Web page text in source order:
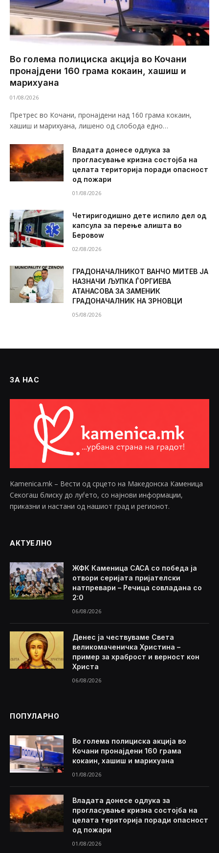
Во голема полициска акција во Кочани
пронајдени 160 грама кокаин, хашиш и
марихуана
01/08/2026
Претрес во Кочани, пронајдени над 160 грама кокаин,
хашиш и марихуана, лишено од слобода едно…
Владата донесе одлука за
прогласување кризна состојба на
целата територија поради опасност
од пожари
01/08/2026
Четиригодишно дете испило дел од
капсула за перење алишта во
Беровоw
02/08/2026
ГРАДОНАЧАЛНИКОТ ВАНЧО МИТЕВ ЈА
НАЗНАЧИ ЉУПКА ЃОРГИЕВА
АТАНАСОВА ЗА ЗАМЕНИК
ГРАДОНАЧАЛНИК НА ЗРНОВЦИ
05/08/2026
ЗА НАС
Kamenica.mk – Вести од срцето на Македонска Каменица
Секогаш блиску до луѓето, со најнови информации,
приказни и настани од нашиот град и регионот.
АКТУЕЛНО
ЖФК Каменица САСА со победа ја
отвори серијата пријателски
натпревари – Речица совладана со
2:0
06/08/2026
Денес ја чествуваме Света
великомаченичка Христина –
пример за храброст и верност кон
Христа
06/08/2026
ПОПУЛАРНО
Во голема полициска акција во
Кочани пронајдени 160 грама
кокаин, хашиш и марихуана
01/08/2026
Владата донесе одлука за
прогласување кризна состојба на
целата територија поради опасност
од пожари
01/08/2026